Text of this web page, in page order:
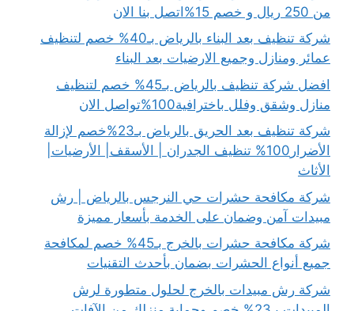
من 250 ريال و خصم 15%اتصل بنا الان
شركة تنظيف بعد البناء بالرياض بـ40% خصم لتنظيف
عمائر ومنازل وجميع الارضيات بعد البناء
افضل شركة تنظيف بالرياض بـ45% خصم لتنظيف
منازل وشقق وفلل باخترافية100%تواصل الان
شركة تنظيف بعد الحريق بالرياض بـ23%خصم لإزالة
الأضرار100% تنظيف الجدران | الأسقف| الأرضيات|
الأثاث
شركة مكافحة حشرات حي النرجس بالرياض | رش
مبيدات آمن وضمان على الخدمة بأسعار مميزة
شركة مكافحة حشرات بالخرج بـ45% خصم لمكافحة
جميع أنواع الحشرات بضمان بأحدث التقنيات
شركة رش مبيدات بالخرج لحلول متطورة لرش